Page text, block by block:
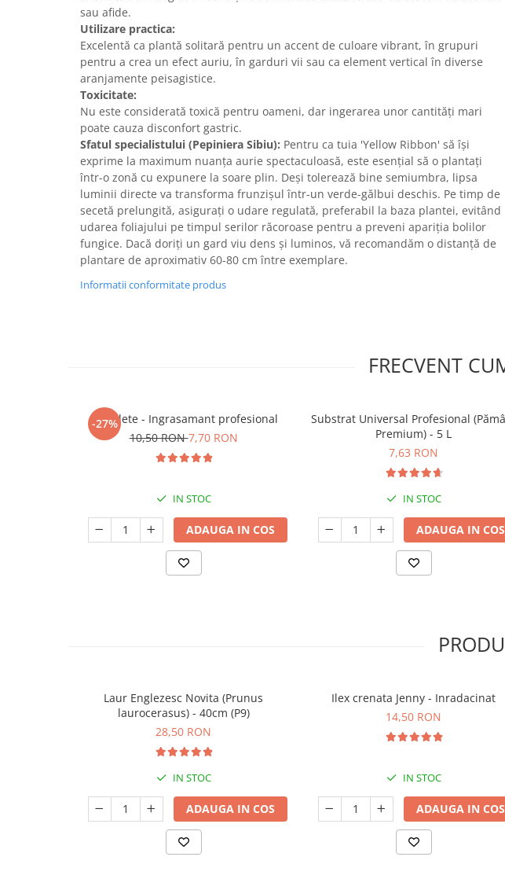
sau afide.
Utilizare practica:
Excelentă ca plantă solitară pentru un accent de culoare vibrant, în grupuri
pentru a crea un efect auriu, în garduri vii sau ca element vertical în diverse
aranjamente peisagistice.
Toxicitate:
Nu este considerată toxică pentru oameni, dar ingerarea unor cantități mari
poate cauza disconfort gastric.
Sfatul specialistului (Pepiniera Sibiu): Pentru ca tuia 'Yellow Ribbon' să își
exprime la maximum nuanța aurie spectaculoasă, este esențial să o plantați
într-o zonă cu expunere la soare plin. Deși tolerează bine semiumbra, lipsa
luminii directe va transforma frunzișul într-un verde-gălbui deschis. Pe timp de
secetă prelungită, asigurați o udare regulată, preferabil la baza plantei, evitând
udarea foliajului pe timpul serilor răcoroase pentru a preveni apariția bolilor
fungice. Dacă doriți un gard viu dens și luminos, vă recomandăm o distanță de
plantare de aproximativ 60-80 cm între exemplare.
Informatii conformitate produs
FRECVENT
-27%
5 Tablete - Ingrasamant profesional
10,50 RON7,70 RON
IN STOC
ADAUGA IN COS
Substrat Universal Profesional
Premium) - 5 L
7,63 RON
IN STOC
ADAUGA IN COS
Laur Englezesc Novita (Prunus
laurocerasus) - 40cm (P9)
28,50 RON
IN STOC
ADAUGA IN COS
Ilex crenata Jenny - Inradacinat
14,50 RON
IN STOC
ADAUGA IN COS